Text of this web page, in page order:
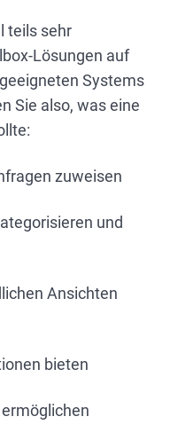
teils sehr
Lösungen auf
Systems
Sie also, was eine
zuweisen
und
Ansichten
bieten